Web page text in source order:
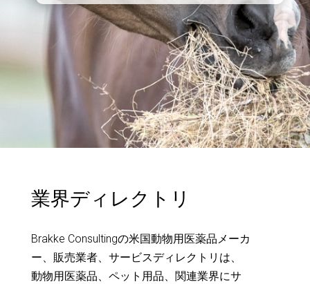
業界ディレクトリ
Brakke Consultingの米国動物用医薬品メーカ
ー、販売業者、サービスディレクトリは、
動物用医薬品、ペット用品、関連業界にサ